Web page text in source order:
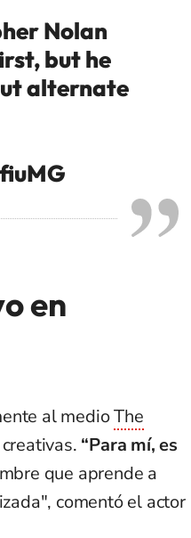
Nolan
but he
alternate
en
al medioThe
“Para mí, es
que aprende a
comentó el actor